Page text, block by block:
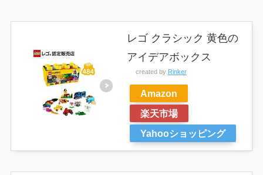
レゴ クラシック 黄色の
アイデアボックス
created by Rinker
Amazon
楽天市場
Yahooショッピング